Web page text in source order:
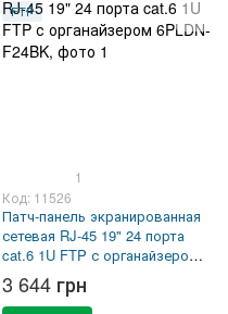
FTP
1
Код: 11526
Патч-панель экранированная
сетевая RJ-45 19" 24 порта
cat.6 1U FTP с органайзером
6PLDN-F24BK
3 644 грн